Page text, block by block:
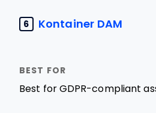
6 Kontainer DAM
Best for GDPR-compliant